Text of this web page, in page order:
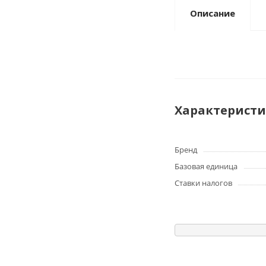
Описание
Бренд
Базовая единица
Ставки налогов